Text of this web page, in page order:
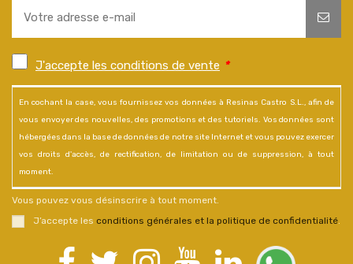
J'accepte les conditions de vente *
En cochant la case, vous fournissez vos données à Resinas Castro S.L., afin de
vous envoyer des nouvelles, des promotions et des tutoriels. Vos données sont
hébergées dans la base de données de notre site Internet et vous pouvez exercer
vos droits d'accès, de rectification, de limitation ou de suppression, à tout
moment.
Vous pouvez vous désinscrire à tout moment.
J’accepte les conditions générales et la politique de confidentialité.